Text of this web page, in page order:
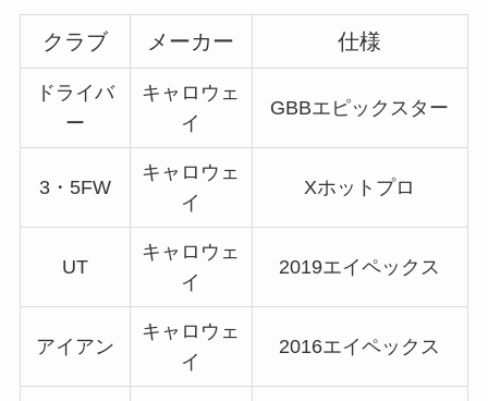
クラブ メーカー 仕様
ドライバ
ー
キャロウェ
イ
GBBエピックスター
3・5FW
キャロウェ
イ
Xホットプロ
UT
キャロウェ
イ
2019エイペックス
アイアン
キャロウェ
イ
2016エイペックス